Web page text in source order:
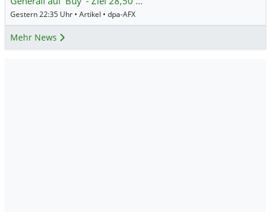
Gestern 22:35 Uhr • Artikel • dpa-AFX
Mehr News